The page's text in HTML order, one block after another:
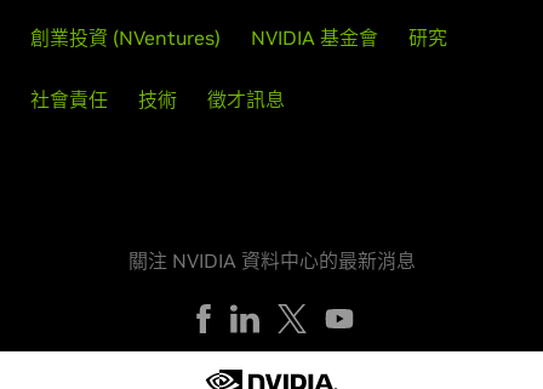
創業投資 (NVentures) NVIDIA 基金會 研究
社會責任 技術 徵才訊息
關注 NVIDIA 資料中心的最新消息